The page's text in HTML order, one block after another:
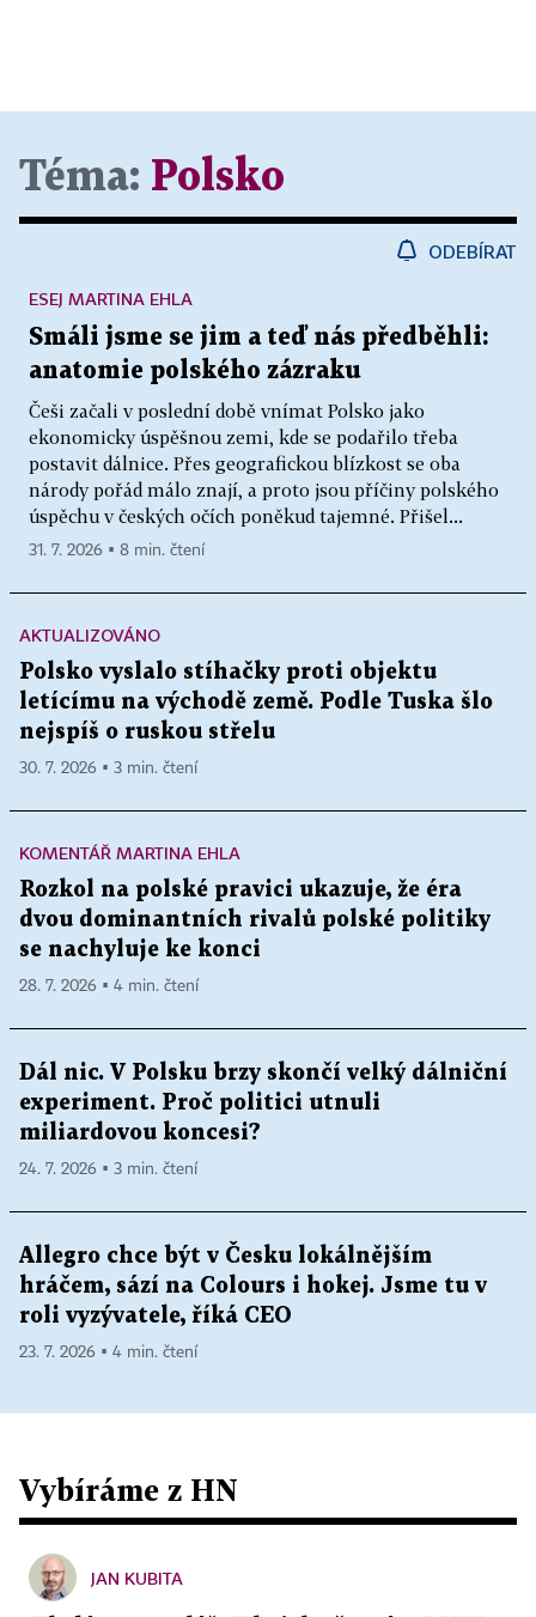
Téma: Polsko
ODEBÍRAT
Smáli jsme se jim a teď nás předběhli:
anatomie polského zázraku
Češi začali v poslední době vnímat Polsko jako
ekonomicky úspěšnou zemi, kde se podařilo třeba
postavit dálnice. Přes geografickou blízkost se oba
národy pořád málo znají, a proto jsou příčiny polského
úspěchu v českých očích poněkud tajemné. Přišel...
ESEJ MARTINA EHLA
31. 7. 2026 ▪ 8 min. čtení
AKTUALIZOVÁNO
Polsko vyslalo stíhačky proti objektu
letícímu na východě země. Podle Tuska šlo
nejspíš o ruskou střelu
30. 7. 2026 ▪ 3 min. čtení
KOMENTÁŘ MARTINA EHLA
Rozkol na polské pravici ukazuje, že éra
dvou dominantních rivalů polské politiky
se nachyluje ke konci
28. 7. 2026 ▪ 4 min. čtení
Dál nic. V Polsku brzy skončí velký dálniční
experiment. Proč politici utnuli
miliardovou koncesi?
24. 7. 2026 ▪ 3 min. čtení
Allegro chce být v Česku lokálnějším
hráčem, sází na Colours i hokej. Jsme tu v
roli vyzývatele, říká CEO
23. 7. 2026 ▪ 4 min. čtení
Vybíráme z HN
JAN KUBITA